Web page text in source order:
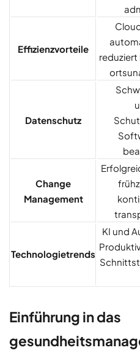
Effizienzvorteile
Datenschutz
Change
Management
Technologietrends
KI und
Einführung in das